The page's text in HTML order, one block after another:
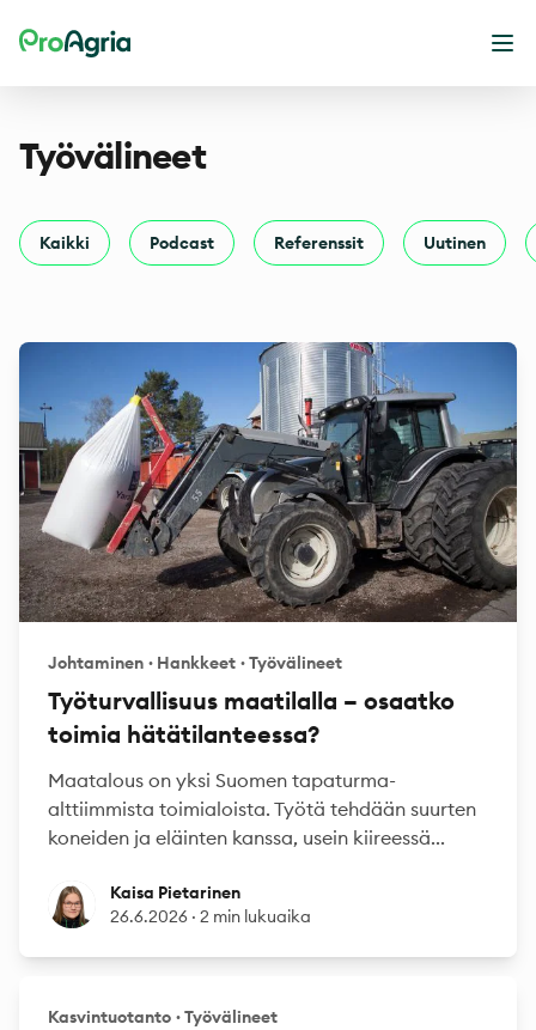
ProAgria
Työvälineet
Kaikki Podcast Referenssit Uutinen
Johtaminen · Hankkeet ·Työvälineet
Työturvallisuus maatilalla – osaatko
toimia hätätilanteessa?
Maatalous on yksi Suomen tapaturma-
alttiimmista toimialoista. Työtä tehdään suurten
koneiden ja eläinten kanssa, usein kiireessä...
Kaisa Pietarinen
Kaisa Pietarinen
26.6.2026 · 2 min lukuaika
Kasvintuotanto ·Työvälineet